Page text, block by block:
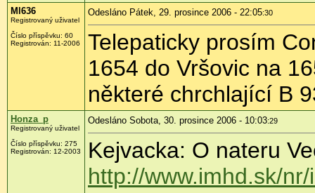
Ml636
Registrovaný uživatel
Číslo příspěvku: 60
Registrován: 11-2006
Odesláno Pátek, 29. prosince 2006 - 22:05:30
Telepaticky prosím
1654 do Vršovic na
některé chrchlající B
Honza_p
Registrovaný uživatel
Číslo příspěvku: 275
Registrován: 12-2003
Odesláno Sobota, 30. prosince 2006 - 10:03:29
Kejvacka: O nateru
http://www.imhd.sk/